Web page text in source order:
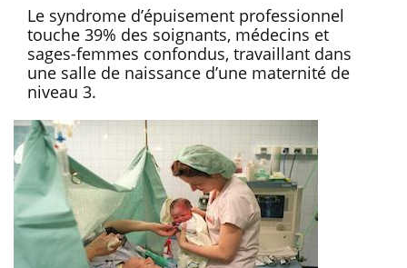
Le syndrome d’épuisement professionnel
touche 39% des soignants, médecins et
sages-femmes confondus, travaillant dans
une salle de naissance d’une maternité de
niveau 3.